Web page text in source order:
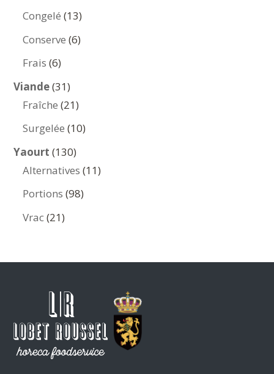
produits
Congelé 1313
produits
Conserve 66
Frais 66
produits
Viande 3131
produits
Fraîche 2121
produits
Surgelée 1010
Yaourt 130130
produits
Alternatives 1111
Portions 9898
Vrac 2121